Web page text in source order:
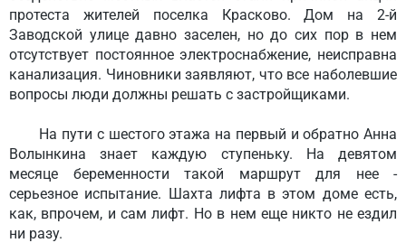
протеста жителей поселка Красково. Дом на 2-й
Заводской улице давно заселен, но до сих пор в нем
отсутствует постоянное электроснабжение, неисправна
канализация. Чиновники заявляют, что все наболевшие
вопросы люди должны решать с застройщиками.
На пути с шестого этажа на первый и обратно Анна
Волынкина знает каждую ступеньку. На девятом
месяце беременности такой маршрут для нее -
серьезное испытание. Шахта лифта в этом доме есть,
как, впрочем, и сам лифт. Но в нем еще никто не ездил
ни разу.